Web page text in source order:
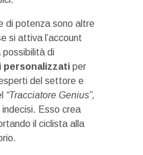
di potenza sono altre
si attiva l’account
possibilità di
personalizzati per
del settore e
“Tracciatore Genius”,
Esso crea
il ciclista alla